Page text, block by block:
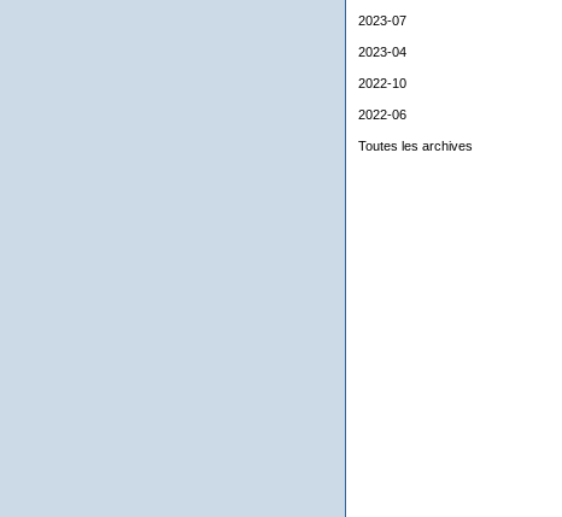
2023-07
2023-04
2022-10
2022-06
Toutes les archives